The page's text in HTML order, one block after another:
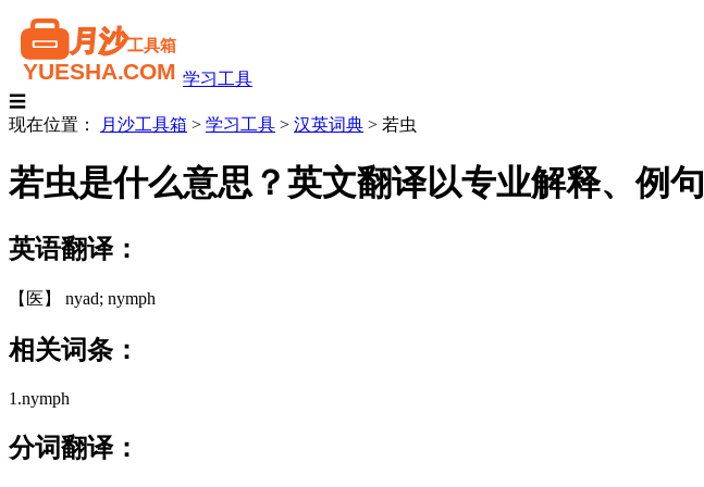
学习工具
☰
现在位置：
月沙工具箱 > 学习工具 > 汉英词典 > 若虫
若虫是什么意思？英文翻译以专业解释、例句
英语翻译：
【医】 nyad; nymph
相关词条：
1.nymph
分词翻译：